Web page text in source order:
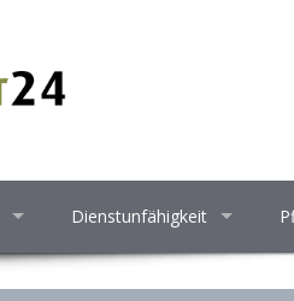
Dienstunfähigkeit